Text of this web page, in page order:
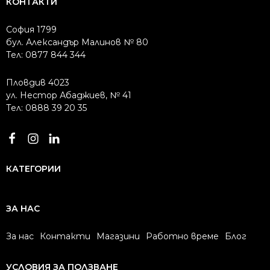
София 1799
бул. Александър Малинов № 80
Тел: 0877 844 344
Пловдив 4023
ул. Нестор Абаджиев, № 41
Тел: 0888 39 20 35
КАТЕГОРИИ
ЗА НАС
За нас Контакти Магазини Работно време Блог
УСЛОВИЯ ЗА ПОЛЗВАНЕ